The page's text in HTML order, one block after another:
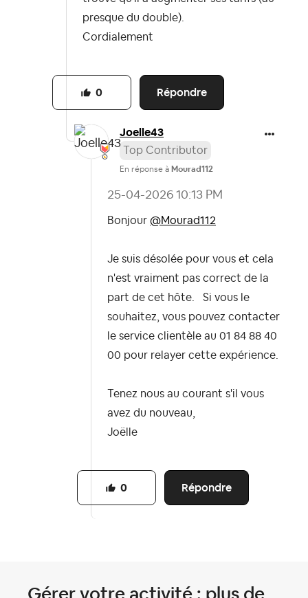
presque du double).
Cordialement
Répondre
0
Joelle43
Top Contributor
En réponse à Mourad112
‎25-04-2026 10:13 PM
Bonjour @Mourad112
Je suis désolée pour vous et cela
n'est vraiment pas correct de la
part de cet hôte. Si vous le
souhaitez, vous pouvez contacter
le service clientèle au 01 84 88 40
00 pour relayer cette expérience.
Tenez nous au courant s'il vous
avez du nouveau,
Joëlle
Répondre
0